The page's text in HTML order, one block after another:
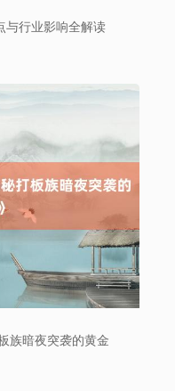
与行业影响全解读
族暗夜突袭的黄金
-34.08 -0.24%
-6.85 -0.15%